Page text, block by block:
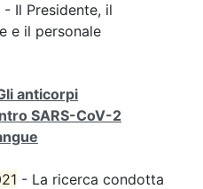
- Il Presidente, il
e il personale
anticorpi
SARS-CoV-2
- La ricerca condotta